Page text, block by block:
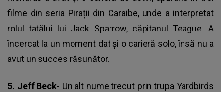
filme din seria Pirații din Caraibe, unde a interpretat
rolul tatălui lui Jack Sparrow, căpitanul Teague. A
încercat la un moment dat și o carieră solo, însă nu a
avut un succes răsunător.
5. Jeff Beck- Un alt nume trecut prin trupa Yardbirds